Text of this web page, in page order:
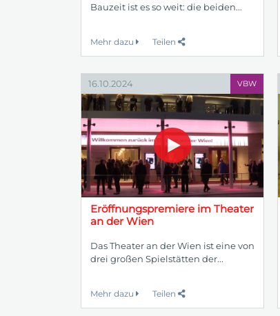
Bauzeit ist es so weit: die beiden...
Mehr dazu Teilen
16.10.2024 VBW
Eröffnungspremiere im Theater
an der Wien
Das Theater an der Wien ist eine von
drei großen Spielstätten der...
Mehr dazu Teilen